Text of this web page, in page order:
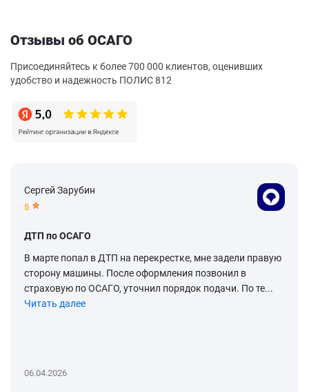
Отзывы об ОСАГО
Присоединяйтесь к более 700 000 клиентов, оценивших
удобство и надежность ПОЛИС 812
Сергей Зарубин
5
ДТП по ОСАГО
В марте попал в ДТП на перекрестке, мне задели правую
сторону машины. После оформления позвонил в
страховую по ОСАГО, уточнил порядок подачи. По те...
Читать далее
06.04.2026